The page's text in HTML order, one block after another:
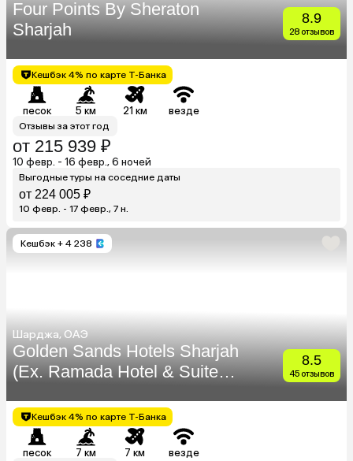
Four Points By Sheraton
Sharjah
8.9
28 отзывов
Кешбэк 4% по карте Т-Банка
песок 5 км 21 км везде
Отзывы за этот год
от 215 939 ₽
10 февр. - 16 февр., 6 ночей
Выгодные туры на соседние даты
от 224 005 ₽
10 февр. - 17 февр., 7 н.
Кешбэк + 4 238
Шарджа, ОАЭ
Golden Sands Hotels Sharjah
(Ex. Ramada Hotel & Suites
8.5
45 отзывов
Кешбэк 4% по карте Т-Банка
песок 7 км 7 км везде